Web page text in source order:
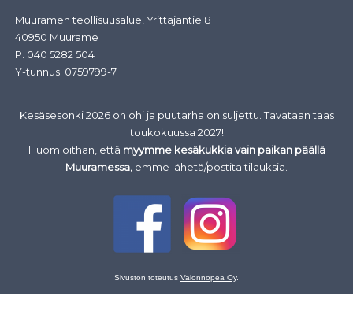
Muuramen teollisuusalue, Yrittäjäntie 8
40950 Muurame
P. 040 5282 504
Y-tunnus: 0759799-7
Kesäsesonki 2026 on ohi ja puutarha on suljettu. Tavataan taas
toukokuussa 2027!
Huomioithan, että myymme kesäkukkia vain paikan päällä
Muuramessa, emme lähetä/postita tilauksia.
Sivuston toteutus Valonnopea Oy.